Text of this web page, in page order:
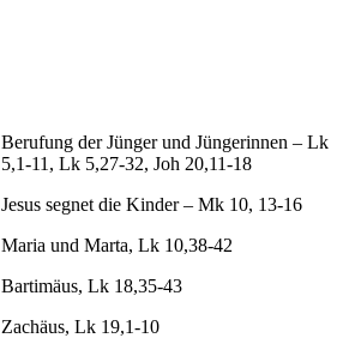
Berufung der Jünger und Jüngerinnen – Lk
5,1-11, Lk 5,27-32, Joh 20,11-18
Jesus segnet die Kinder – Mk 10, 13-16
Maria und Marta, Lk 10,38-42
Bartimäus, Lk 18,35-43
Zachäus, Lk 19,1-10